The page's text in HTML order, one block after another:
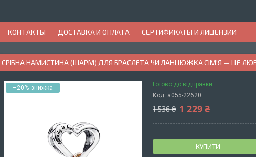
КОНТАКТЫ ДОСТАВКА И ОПЛАТА СЕРТИФИКАТЫ И ЛИЦЕНЗИИ
СРІБНА НАМИСТИНА (ШАРМ) ДЛЯ БРАСЛЕТА ЧИ ЛАНЦЮЖКА СІМ'Я — ЦЕ
–20%
Готово до відправки
Код: а055-22620
1 536 ₴ 1 229 ₴
КУПИТИ